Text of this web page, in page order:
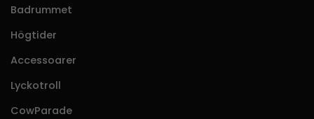
Badrummet
Högtider
Accessoarer
Lyckotroll
CowParade